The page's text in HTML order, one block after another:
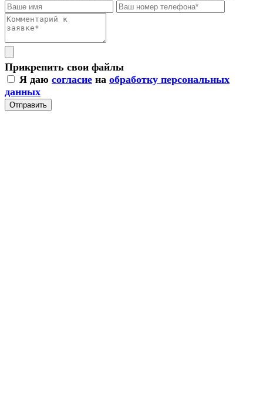
Прикрепить свои файлы
Я даю согласие на обработку персональных
данных
Отправить